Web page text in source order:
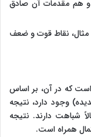
هم مقدمات آن صادق
مثال، نقاط قوت و ضعف
که در آن، بر اساس
وجود دارد، نتیجه
شباهت دارند. نتیجه
همراه است.